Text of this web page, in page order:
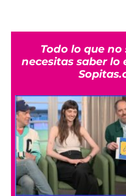
Todo lo que no
necesitas saber lo